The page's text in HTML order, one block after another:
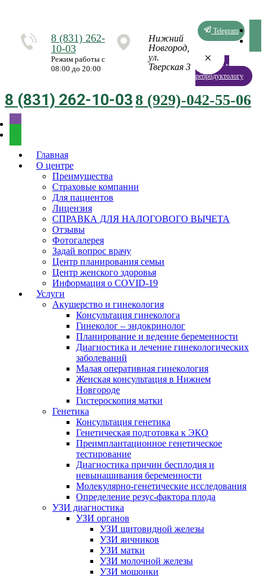
8 (831) 262-
10-03
Режим работы с
08:00 до 20:00
Нижний
Новгород,
ул.
Тверская 3
Telegram
Запись к
репродуктологу
8 (831) 262-10-038 (929)-042-55-06
Главная
О центре
Преимущества
Страховые компании
Для пациентов
Лицензия
СПРАВКА ДЛЯ НАЛОГОВОГО ВЫЧЕТА
Отзывы
Фотогалерея
Задай вопрос врачу
Центр планирования семьи
Центр женского здоровья
Информация о COVID-19
Услуги
Акушерство и гинекология
Консультация гинеколога
Гинеколог – эндокринолог
Планирование и ведение беременности
Диагностика и лечение гинекологических
заболеваний
Малая оперативная гинекология
Женская консультация в Нижнем
Новгороде
Гистероскопия матки
Генетика
Консультация генетика
Генетическая подготовка к ЭКО
Преимплантационное генетическое
тестирование
Диагностика причин бесплодия и
невынашивания беременности
Молекулярно-генетические исследования
Определение резус-фактора плода
УЗИ диагностика
УЗИ органов
УЗИ щитовидной железы
УЗИ яичников
УЗИ матки
УЗИ молочной железы
УЗИ мошонки
×
×
×
×
×
×
×
×